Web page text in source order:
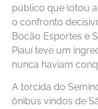
público que lotou
o confronto
Bocão Esportes e
Piauí teve um
nunca haviam
A torcida do
ônibus vindos de